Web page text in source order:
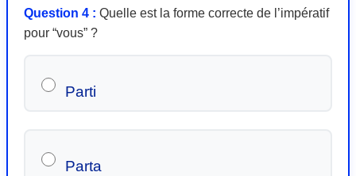
Question 4 : Quelle est la forme correcte de l’impératif
pour “vous” ?
Parti
Parta